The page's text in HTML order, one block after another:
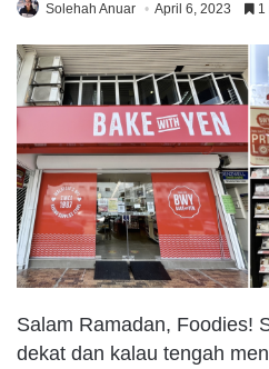
Solehah Anuar April 6, 2023 1
Salam Ramadan, Foodies!
dekat dan kalau tengah